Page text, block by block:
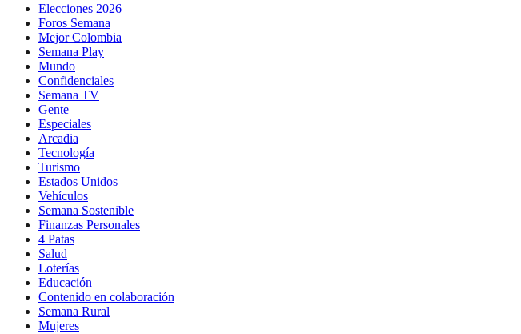
Elecciones 2026
Foros Semana
Mejor Colombia
Semana Play
Mundo
Confidenciales
Semana TV
Gente
Especiales
Arcadia
Tecnología
Turismo
Estados Unidos
Vehículos
Semana Sostenible
Finanzas Personales
4 Patas
Salud
Loterías
Educación
Contenido en colaboración
Semana Rural
Mujeres